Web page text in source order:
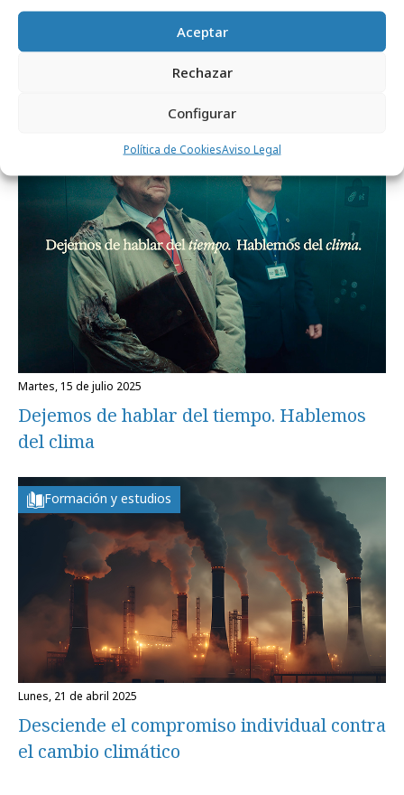
Aceptar
Rechazar
Configurar
Política de CookiesAviso Legal
Mallas biodegradables para restaurar
martes, 15 de julio 2025
Dejemos de hablar del tiempo. Hablemos
del clima
Formación y estudios
lunes, 21 de abril 2025
Desciende el compromiso individual contra
el cambio climático